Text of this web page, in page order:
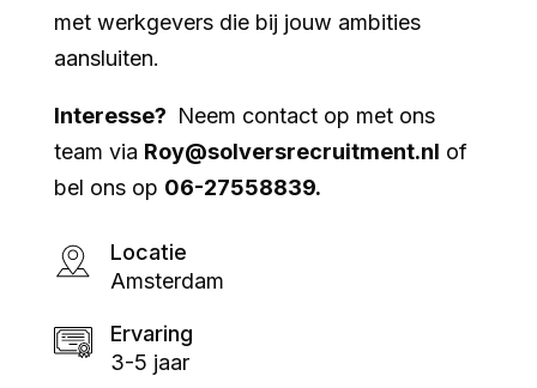
met werkgevers die bij jouw ambities
aansluiten.
Interesse? Neem contact op met ons
team via Roy@solversrecruitment.nl of
bel ons op 06-27558839.
Locatie
Amsterdam
Ervaring
3-5 jaar